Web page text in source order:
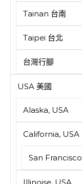
Tainan 台南
Taipei 台北
台灣行腳
USA 美國
Alaska, USA
California, USA
San Francisco